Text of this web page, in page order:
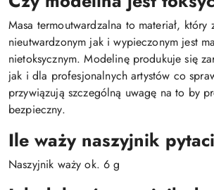
Masa termoutwardzalna to materiał, który
nieutwardzonym jak i wypieczonym jest
nietoksycznym. Modelinę produkuje się
jak i dla profesjonalnych artystów co
przywiązują szczególną uwagę na to by
bezpieczny.
Ile waży naszyjnik
Naszyjnik waży ok. 6 g